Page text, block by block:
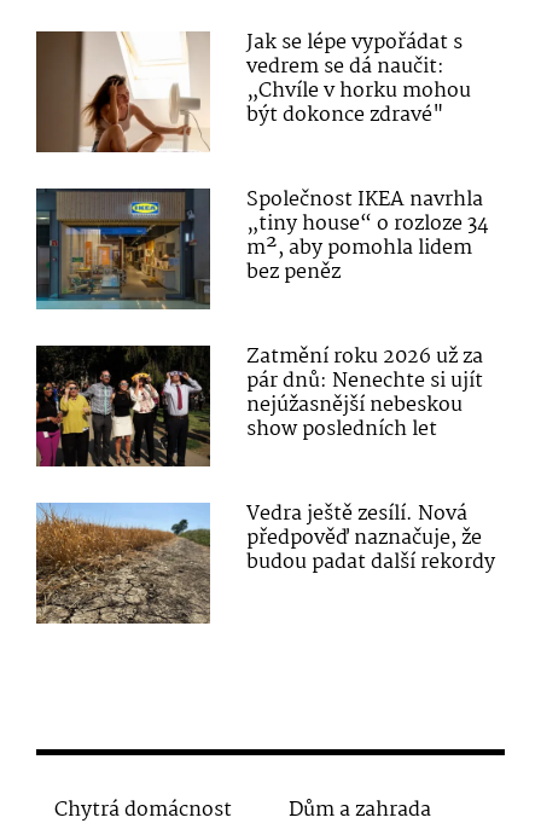
Jak se lépe vypořádat s
vedrem se dá naučit:
„Chvíle v horku mohou
být dokonce zdravé"
Společnost IKEA navrhla
„tiny house“ o rozloze 34
m², aby pomohla lidem
bez peněz
Zatmění roku 2026 už za
pár dnů: Nenechte si ujít
nejúžasnější nebeskou
show posledních let
Vedra ještě zesílí. Nová
předpověď naznačuje, že
budou padat další rekordy
Chytrá domácnost
Dům a zahrada